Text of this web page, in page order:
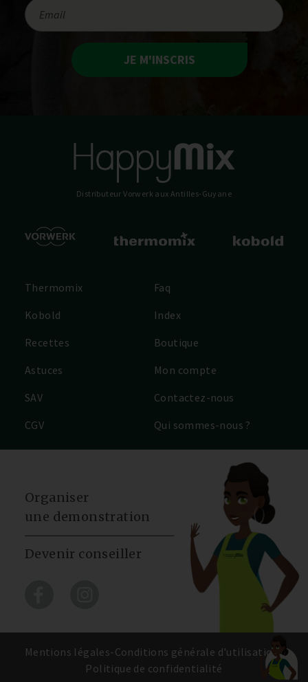
JE M'INSCRIS
Distributeur Vorwerk aux Antilles-Guyane
Thermomix
Kobold
Recettes
Astuces
SAV
CGV
Faq
Index
Boutique
Mon compte
Contactez-nous
Qui sommes-nous ?
Organiser
une demonstration
Devenir conseiller
Mentions légales-Conditions générale d'utilisation-
Politique de confidentialité